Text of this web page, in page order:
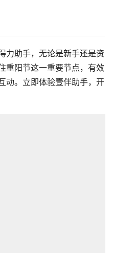
力助手，无论是新手还是资
重阳节这一重要节点，有效
动。立即体验壹伴助手，开